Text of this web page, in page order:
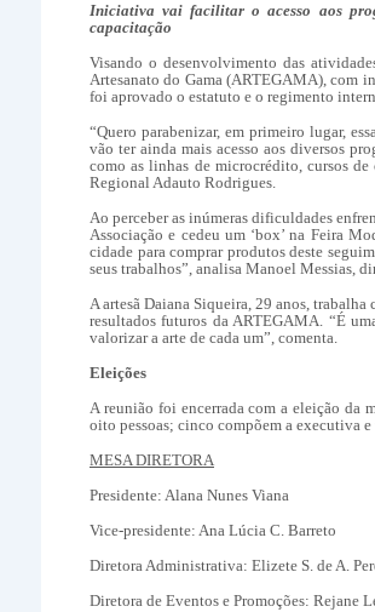
Iniciativa vai facilitar o acesso aos
capacitação
Visando o desenvolvimento das
Artesanato do Gama (ARTEGAMA),com
foi aprovado o estatuto e o regimento
“Quero parabenizar, em primeiro lugar,
vão ter ainda mais acesso aos diversos
como as linhas de microcrédito, cursosde
Regional Adauto Rodrigues.
Ao perceber as inúmeras dificuldades
Associação e cedeu um ‘box’ na Feira
cidade para comprar produtos deste
seus trabalhos”, analisa Manoel Messias, d
A artesã Daiana Siqueira, 29 anos,
resultados futuros da ARTEGAMA. “É
valorizara arte de cada um”, comenta.
Eleições
A reunião foi encerrada com a eleição da
oito pessoas; cinco compõem a executiva e
MESA DIRETORA
Presidente: Alana Nunes Viana
Vice-presidente: Ana Lúcia C. Barreto
Diretora Administrativa: Elizete S. de A.
Diretora de Eventos e Promoções: Rejane